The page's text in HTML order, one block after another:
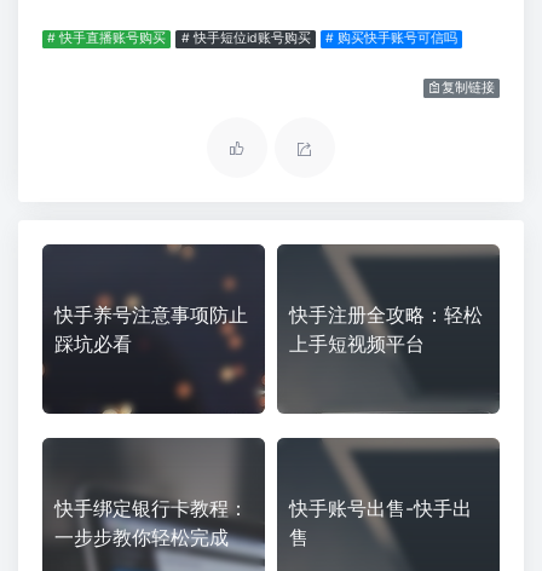
# 快手直播账号购买 # 快手短位id账号购买 # 购买快手账号可信吗
复制链接
快手养号注意事项防止
踩坑必看
快手注册全攻略：轻松
上手短视频平台
快手绑定银行卡教程：
一步步教你轻松完成
快手账号出售-快手出
售